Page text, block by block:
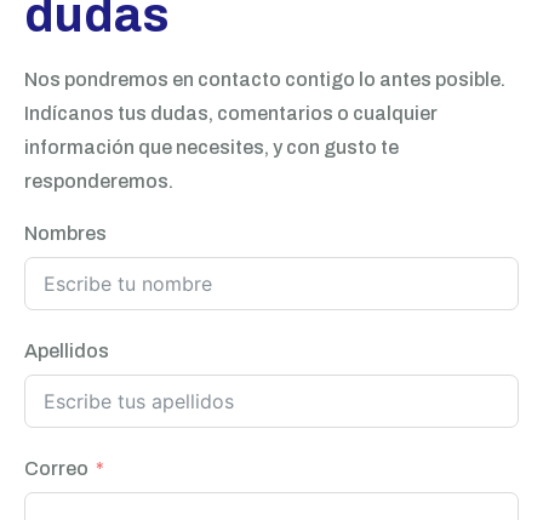
dudas
Nos pondremos en contacto contigo lo antes posible.
Indícanos tus dudas, comentarios o cualquier
información que necesites, y con gusto te
responderemos.
Nombres
Apellidos
Correo